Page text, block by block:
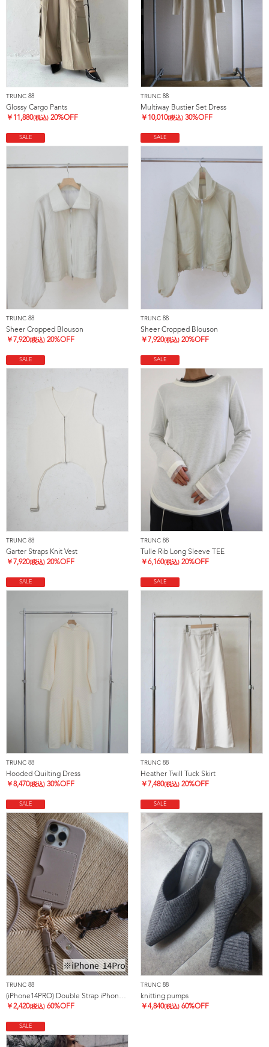
TRUNC 88
Glossy Cargo Pants
￥ 11,880(税込) 20%OFF
TRUNC 88
Multiway Bustier Set Dress
￥ 10,010(税込) 30%OFF
SALE
TRUNC 88
Sheer Cropped Blouson
￥ 7,920(税込) 20%OFF
SALE
TRUNC 88
Sheer Cropped Blouson
￥ 7,920(税込) 20%OFF
SALE
TRUNC 88
Garter Straps Knit Vest
￥ 7,920(税込) 20%OFF
SALE
TRUNC 88
Tulle Rib Long Sleeve TEE
￥6,160(税込) 20%OFF
SALE
TRUNC 88
Hooded Quilting Dress
￥8,470(税込) 30%OFF
SALE
TRUNC 88
Heather Twill Tuck Skirt
￥ 7,480(税込) 20%OFF
SALE
TRUNC 88
(iPhone14PRO) Double Strap iPhone Case
￥2,420(税込) 60%OFF
SALE
TRUNC 88
knitting pumps
￥4,840(税込) 60%OFF
SALE